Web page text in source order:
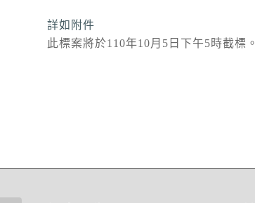
詳如附件
此標案將於110年10月5日下午5時截標。